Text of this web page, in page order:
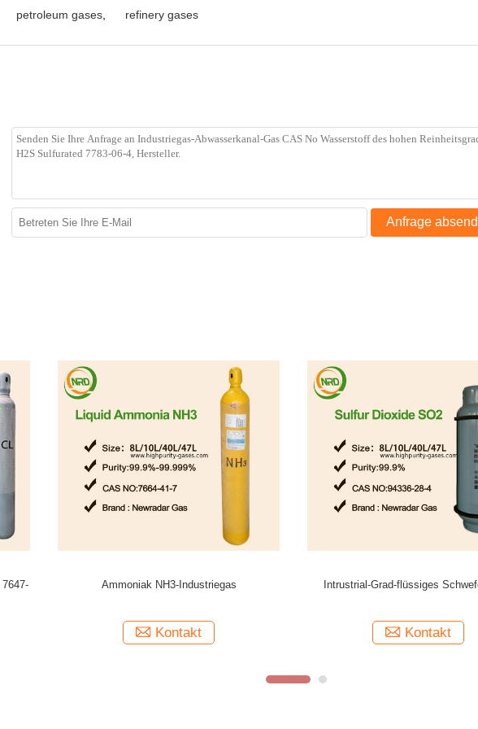
petroleum gases refinery gases
Anfrage
China-Händler O2-Gas zum Verkauf 99,999 %
Kontakt
Hochzeitsfest-Helium-Ballon-zur
Kontakt